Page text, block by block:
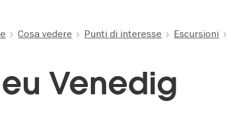
Cosa vedere Punti di interesse Escursioni
Venedig